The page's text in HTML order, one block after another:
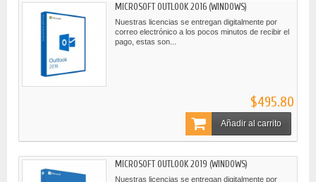
MICROSOFT OUTLOOK 2016 (WINDOWS)
Nuestras licencias se entregan digitalmente por
correo electrónico a los pocos minutos de recibir el
pago, estas son...
$495.80
Añadir al carrito
MICROSOFT OUTLOOK 2019 (WINDOWS)
Nuestras licencias se entregan digitalmente por